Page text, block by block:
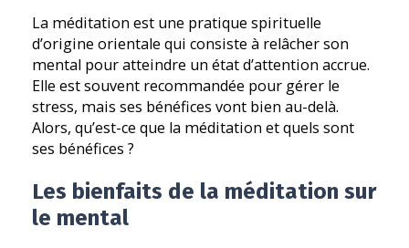
La méditation est une pratique spirituelle
d’origine orientale qui consiste à relâcher son
mental pour atteindre un état d’attention accrue.
Elle est souvent recommandée pour gérer le
stress, mais ses bénéfices vont bien au-delà.
Alors, qu’est-ce que la méditation et quels sont
ses bénéfices ?
Les bienfaits de la méditation sur
le mental